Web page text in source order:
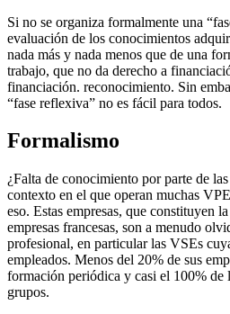
Si no se organiza formalmente una
evaluación de los conocimientos
nada más y nada menos que de una
trabajo, que no da derecho a
financiación. reconocimiento. Sin
“fase reflexiva” no es fácil para todos.
Formalismo
¿Falta de conocimiento por parte de
contexto en el que operan muchas
eso. Estas empresas, que constituyen
empresas francesas, son a menudo
profesional, en particular las VSEs
empleados. Menos del 20% de sus
formación periódica y casi el 100% de
grupos.